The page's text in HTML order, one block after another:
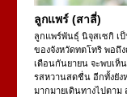
ลูกแพร์ (สาลี่)
ลูกแพร์พันธุ์ นิจุสเซกิ เ
ของจังหวัดทตโทริ พอถึ
เดือนกันยายน จะพบเห็
รสหวานสดชื่น อีกทั้งยัง
มากมายเดินทางไปตา